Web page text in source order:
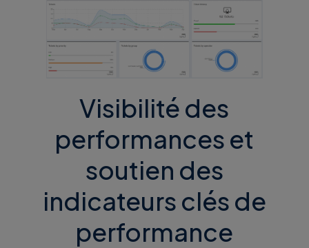
Visibilité des
performances et
soutien des
indicateurs clés de
performance